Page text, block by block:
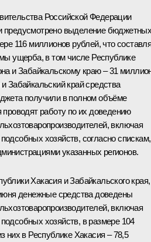
Российской Федерации
предусмотрено выделение
116 миллионов рублей, что
ущерба, в том числе Республике
и Забайкальскому краю – 31
Забайкальский край средства
получили в полном объёме
работу по их доведению
включая
хозяйств, согласно спискам,
указанных регионов.
Хакасия и Забайкальского края,
денежные средства доведены
включая
хозяйств, в размере 104
них в Республике Хакасия – 78,5